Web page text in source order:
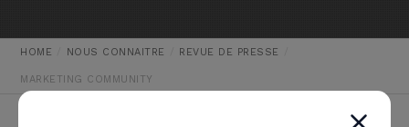
HOME NOUS CONNAITRE REVUE DE PRESSE
MARKETING COMMUNITY